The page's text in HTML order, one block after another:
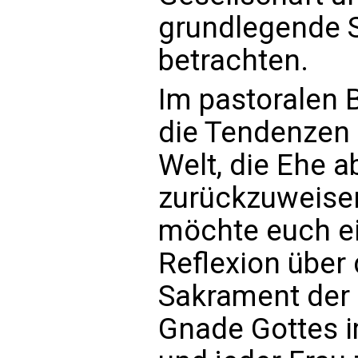
grundlegende
betrachten.
Im pastoralen
die
Welt, die Ehe
möchte euch
Reflexion
Sakrament
Gnade Gottes